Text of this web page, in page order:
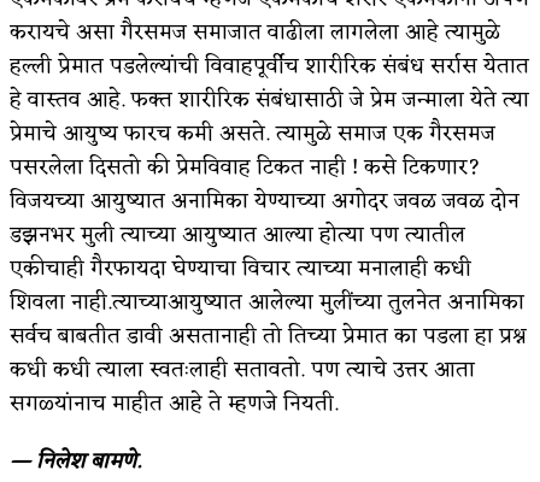
करायचे असा गैरसमज समाजात वाढीला लागलेला आहे त्यामुळे
हल्ली प्रेमात पडलेल्यांची विवाहपूर्वीच शारीरिक संबंध सर्रास येतात
हे वास्तव आहे. फक्त शारीरिक संबंधासाठी जे प्रेम जन्माला येते त्या
प्रेमाचे आयुष्य फारच कमी असते. त्यामुळे समाज एक गैरसमज
पसरलेला दिसतो की प्रेमविवाह टिकत नाही ! कसे टिकणार?
विजयच्या आयुष्यात अनामिका येण्याच्या अगोदर जवळ जवळ दोन
डझनभर मुली त्याच्या आयुष्यात आल्या होत्या पण त्यातील
एकीचाही गैरफायदा घेण्याचा विचार त्याच्या मनालाही कधी
शिवला नाही.त्याच्याआयुष्यात आलेल्या मुलींच्या तुलनेत अनामिका
सर्वच बाबतीत डावी असतानाही तो तिच्या प्रेमात का पडला हा प्रश्न
कधी कधी त्याला स्वतःलाही सतावतो. पण त्याचे उत्तर आता
सगळ्यांनाच माहीत आहे ते म्हणजे नियती.
— निलेश बामणे.